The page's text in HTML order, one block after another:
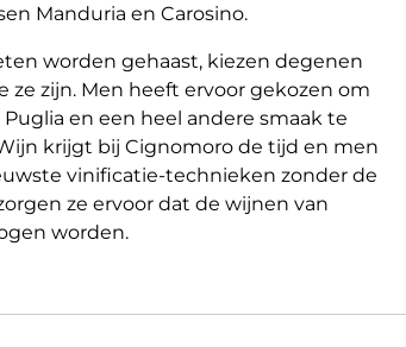
Manduria en Carosino.
worden gehaast, kiezen degenen
zijn. Men heeft ervoor gekozen om
en een heel andere smaak te
krijgt bij Cignomoro de tijd en men
vinificatie-technieken zonder de
ze ervoor dat de wijnen van
worden.